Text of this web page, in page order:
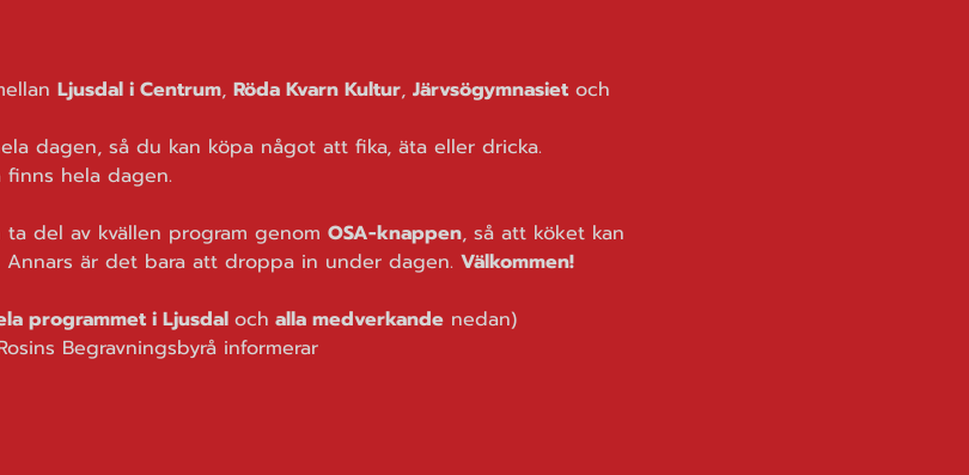
Ljusdal i Centrum, Röda Kvarn Kultur, Järvsögymnasiet och
dagen, så du kan köpa något att fika, äta eller dricka.
finns hela dagen.
del av kvällen program genom OSA-knappen, så att köket kan
Annars är det bara att droppa in under dagen. Välkommen!
programmet i Ljusdal och alla medverkande
nedan)
10.00	Rosins Begravningsbyrå informerar